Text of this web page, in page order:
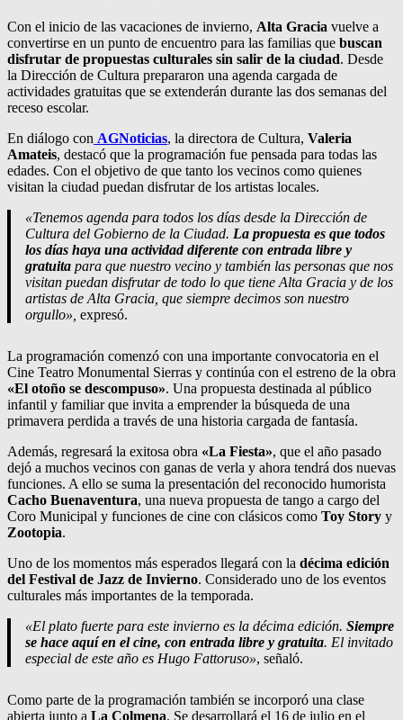
Con el inicio de las vacaciones de invierno, Alta Gracia vuelve a
convertirse en un punto de encuentro para las familias que buscan
disfrutar de propuestas culturales sin salir de la ciudad. Desde
la Dirección de Cultura prepararon una agenda cargada de
actividades gratuitas que se extenderán durante las dos semanas del
receso escolar.
En diálogo con AGNoticias, la directora de Cultura, Valeria
Amateis, destacó que la programación fue pensada para todas las
edades. Con el objetivo de que tanto los vecinos como quienes
visitan la ciudad puedan disfrutar de los artistas locales.
«Tenemos agenda para todos los días desde la Dirección de
Cultura del Gobierno de la Ciudad. La propuesta es que todos
los días haya una actividad diferente con entrada libre y
gratuita para que nuestro vecino y también las personas que nos
visitan puedan disfrutar de todo lo que tiene Alta Gracia y de los
artistas de Alta Gracia, que siempre decimos son nuestro
orgullo», expresó.
La programación comenzó con una importante convocatoria en el
Cine Teatro Monumental Sierras y continúa con el estreno de la obra
«El otoño se descompuso». Una propuesta destinada al público
infantil y familiar que invita a emprender la búsqueda de una
primavera perdida a través de una historia cargada de fantasía.
Además, regresará la exitosa obra «La Fiesta», que el año pasado
dejó a muchos vecinos con ganas de verla y ahora tendrá dos nuevas
funciones. A ello se suma la presentación del reconocido humorista
Cacho Buenaventura, una nueva propuesta de tango a cargo del
Coro Municipal y funciones de cine con clásicos como Toy Story y
Zootopia.
Uno de los momentos más esperados llegará con la décima edición
del Festival de Jazz de Invierno. Considerado uno de los eventos
culturales más importantes de la temporada.
«El plato fuerte para este invierno es la décima edición. Siempre
se hace aquí en el cine, con entrada libre y gratuita. El invitado
especial de este año es Hugo Fattoruso», señaló.
Como parte de la programación también se incorporó una clase
abierta junto a La Colmena. Se desarrollará el 16 de julio en el